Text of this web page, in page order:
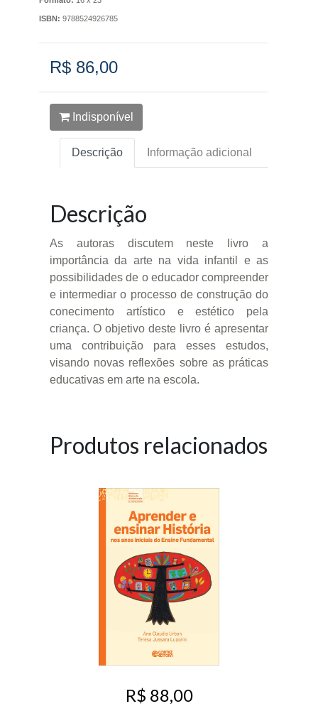
ISBN: 9788524926785
R$ 86,00
Indisponível
Descrição Informação adicional
Descrição
As autoras discutem neste livro a
importância da arte na vida infantil e as
possibilidades de o educador compreender
e intermediar o processo de construção do
conecimento artístico e estético pela
criança. O objetivo deste livro é apresentar
uma contribuição para esses estudos,
visando novas reflexões sobre as práticas
educativas em arte na escola.
Produtos relacionados
R$ 88,00